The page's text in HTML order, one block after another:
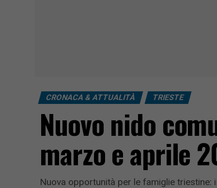
CRONACA & ATTUALITÀ TRIESTE
Nuovo nido
marzo e aprile
Nuova opportunità per le famiglie triestine: